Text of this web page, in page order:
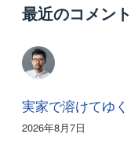
最近のコメント
実家で溶けてゆく
2026年8月7日